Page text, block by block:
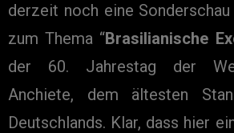
derzeit noch eine
zum Thema “Brasilianische
der 60. Jahrestag der
Anchiete, dem ältesten
Deutschlands. Klar, dass hier